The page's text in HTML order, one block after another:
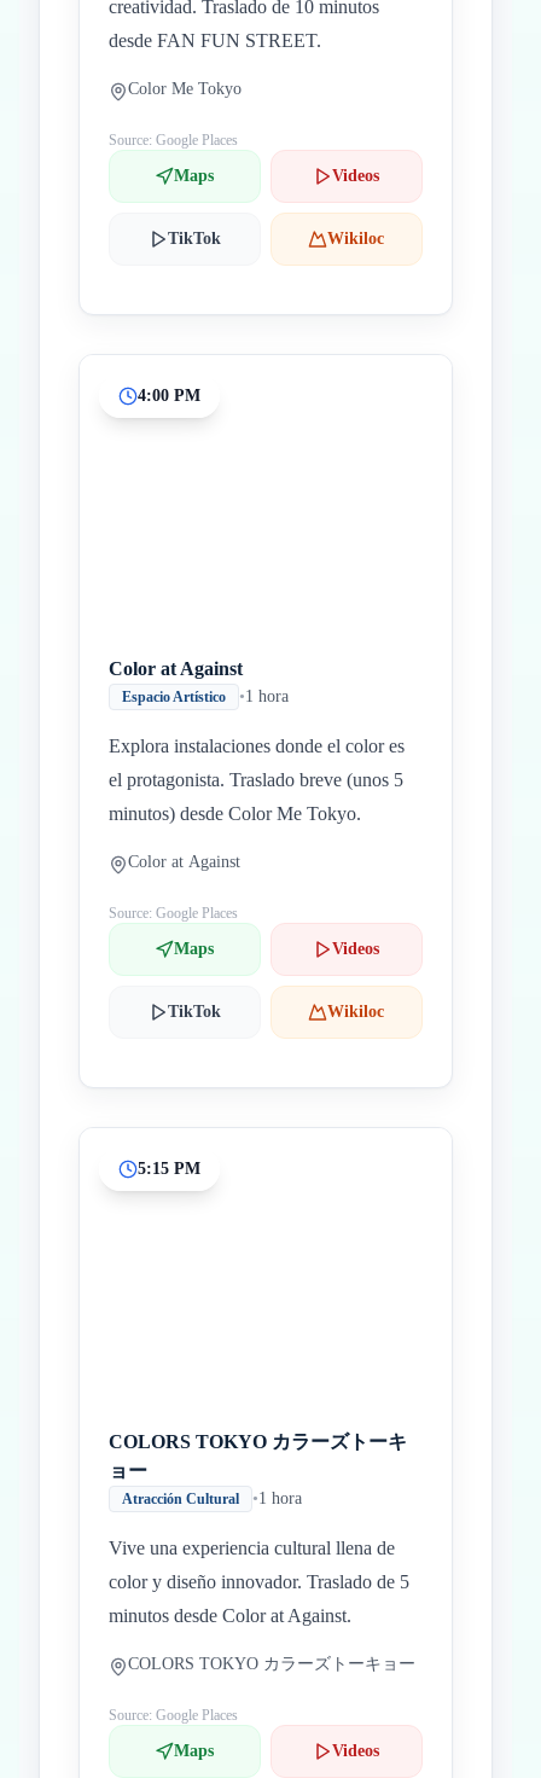
creatividad. Traslado de 10 minutos
desde FAN FUN STREET.
Color Me Tokyo
Source: Google Places
Maps Videos
TikTok Wikiloc
4:00 PM
Color at Against
Espacio Artístico •1 hora
Explora instalaciones donde el color es
el protagonista. Traslado breve (unos 5
minutos) desde Color Me Tokyo.
Color at Against
Source: Google Places
Maps Videos
TikTok Wikiloc
5:15 PM
COLORS TOKYO カラーズトーキ
ョー
Atracción Cultural •1 hora
Vive una experiencia cultural llena de
color y diseño innovador. Traslado de 5
minutos desde Color at Against.
COLORS TOKYO カラーズトーキョー
Source: Google Places
Maps Videos